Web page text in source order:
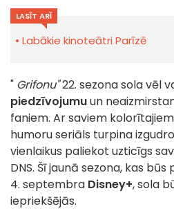
LASĪT ARĪ
Labākie kinoteātri Parīzē
" Grifonu"22. sezona sola vēl
piedzīvojumuun
faniem. Ar saviem
humoru seriāls turpina
vienlaikus paliekot uzticīgs
DNS. Šī jaunā sezona, kas
4. septembra Disney+, sola
iepriekšējās.